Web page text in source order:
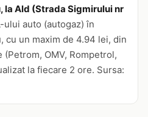
Ald (Strada Sigmirului nr
ului auto (autogaz) în
cu un maxim de 4.94 lei, din
OMV, Rompetrol,
la fiecare 2 ore. Sursa: